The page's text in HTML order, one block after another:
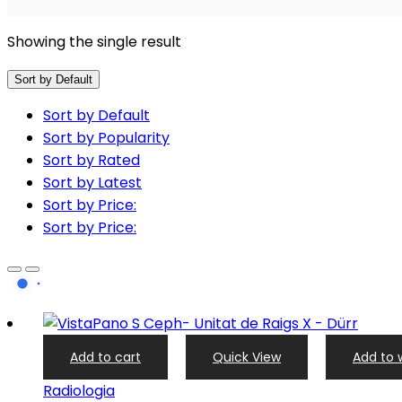
Showing the single result
Sort by Default
Sort by Default
Sort by Popularity
Sort by Rated
Sort by Latest
Sort by Price:
Sort by Price:
Add to cart Quick View Add to
Radiologia